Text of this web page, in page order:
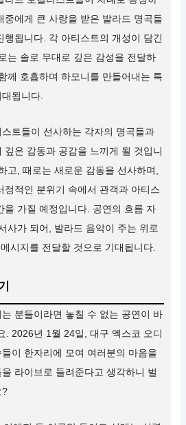
중에게 큰 사랑을 받은 발라드 명곡들
행됩니다. 각 아티스트의 개성이 담긴
는 솔로 무대로 깊은 감성을 전달하
께 호흡하며 하모니를 만들어내는 특
됩니다.
트들이 선사하는 각자의 명곡들과
깊은 감동과 공감을 느끼게 될 것입니
고, 때로는 새로운 감동을 선사하며,
정적인 분위기 속에서 관객과 아티스
을 가질 예정입니다. 공연의 흐름 자
사가 되어, 발라드 음악이 주는 위로
시지를 전달할 것으로 기대됩니다.
분들이라면 놓칠 수 없는 공연이 바
. 2026년 1월 24일, 대구 엑스코 오디
이 한자리에 모여 여러분의 마음을
라이브로 들려준다고 생각하니 벌
?